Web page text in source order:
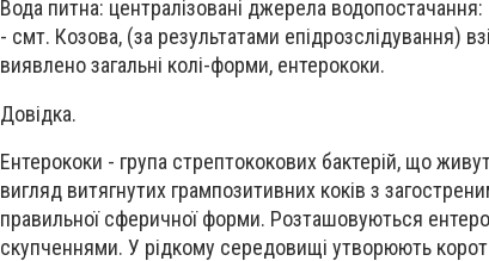
Вода питна: централізовані джерела водопостачання:
- смт. Козова, (за результатами епідрозслідування)
виявлено загальні колі-форми, ентерококи.
Довідка.
Ентерококи - група стрептококових бактерій, що
вигляд витягнутих грампозитивних коків з
правильної сферичної форми. Розташовуються
скупченнями. У рідкому середовищі утворюють